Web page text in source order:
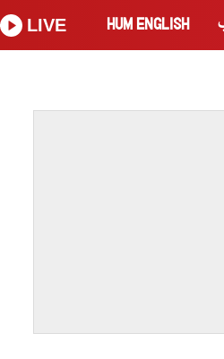
HUM ENGLISH
LIVE